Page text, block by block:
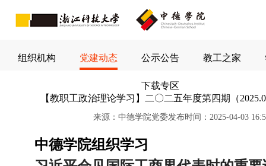
组织机构 党建动态 公示公告 教工之家
下载专区
【教职工政治理论学习】二〇二五年度第四期（
来源：中德学院党委发布时间： 2025-04-03
中德学院组织学习